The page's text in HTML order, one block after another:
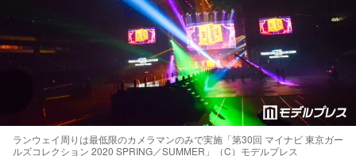
ランウェイ周りは最低限のカメラマンのみで実施「第30回 マイナビ 東京ガー
ルズコレクション 2020 SPRING／SUMMER」（C）モデルプレス